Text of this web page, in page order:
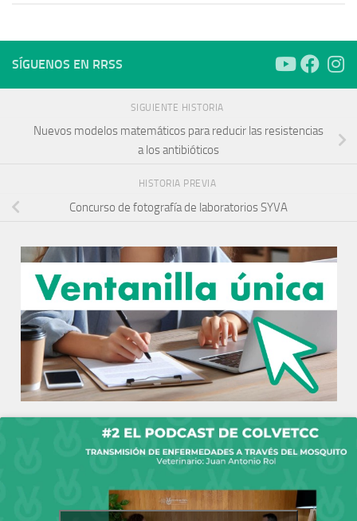
SÍGUENOS EN RRSS
SIGUIENTE HISTORIA
Nuevos modelos matemáticos para reducir las resistencias
a los antibióticos
HISTORIA PREVIA
Concurso de fotografía de laboratorios SYVA